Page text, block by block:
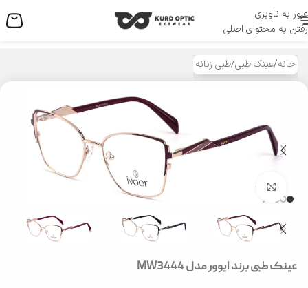
عبور به ناوبری
رفتن به محتوای اصلی
منو
خانه/عینک طبی/طبی زنانه
بزرگنمایی تصویر
عینک طبی برند ایوور مدل MW3444